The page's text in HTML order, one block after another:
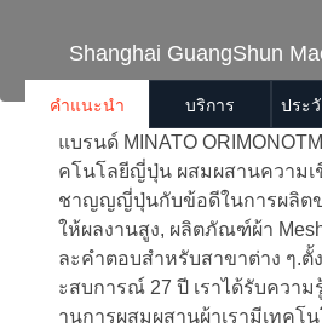
Shanghai GuangShun
คําแนะนํา บริการ ประ
แบรนด์ MINATO
คโนโลยีญี่ปุ่น ผสมผสานความเ
ชาญญญี่ปุ่นกับข้อดีในการผลิตข
ให้ผลงานสูง, ผลิตภัณฑ์ผ้า
ละคําตอบสําหรับสาขาต่าง ๆ.ตั้
ะสบการณ์ 27 ปี เราได้รับความ
านการผสมผสานผ้าเรามีเทคโ